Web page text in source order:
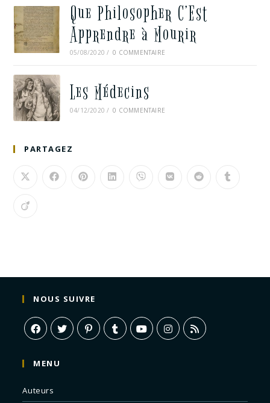
Que Philosopher C’Est
Apprendre à Mourir
05/08/2020 / 0 COMMENTAIRE
Les Médecins
04/12/2020 / 0 COMMENTAIRE
PARTAGEZ
NOUS SUIVRE
MENU
Auteurs